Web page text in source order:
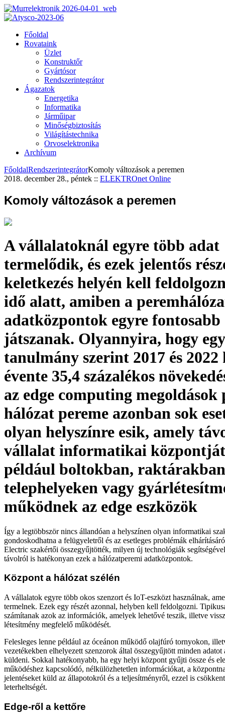
Főoldal
Rovataink
Üzlet
Konstruktőr
Gyártósor
Rendszerintegrátor
Ágazatok
Energetika
Informatika
Járműipar
Minőségbiztosítás
Világítástechnika
Orvoselektronika
Archívum
FőoldalRendszerintegrátorKomoly változások a peremen
2018. december 28., péntek :: ELEKTROnet Online
Komoly változások a peremen
A vállalatoknál egyre több adat
termelődik, és ezek jelentős
keletkezés helyén kell
idő alatt, amiben a
adatközpontok egyre fontosabb
játszanak. Olyannyira, hogy egy
tanulmány szerint 2017 és 2022
évente 35,4 százalékos
az edge computing megoldások
hálózat pereme azonban sok
olyan helyszínre esik, amely
vállalat informatikai
például boltokban,
telephelyeken vagy
működnek az edge eszközök
Így a legtöbbször nincs állandóan a helyszínen olyan informatikai
gondoskodhatna a felügyeletről és az esetleges problémák
Electric szakértői összegyűjtötték, milyen új technológiák
távolról is hatékonyan ezek a hálózatperemi adatközpontok.
Központ a hálózat szélén
A vállalatok egyre több okos szenzort és IoT-eszközt használnak,
termelnek. Ezek egy részét azonnal, helyben kell feldolgozni.
számítanak azok az információk, amelyek lehetővé teszik, illetve
létesítmény megfelelő működését.
Felesleges lenne például az óceánon működő olajfúró tornyokon,
vezetékekben elhelyezett szenzorok által összegyűjtött minden adatot
küldeni. Sokkal hatékonyabb, ha egy helyi központ gyűjti össze és
működéshez kapcsolódó, nélkülözhetetlen információkat, a
jelentéseket küld az állapotokról és a teljesítményről, ezzel is
leterheltségét.
Edge-ről a kettőre